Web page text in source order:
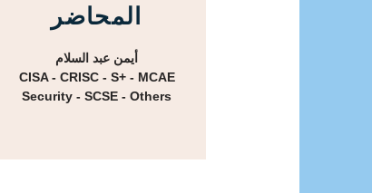
المحاضر
أيمن عبد السلام
CISA - CRISC - S+ - MCAE
Security - SCSE - Others